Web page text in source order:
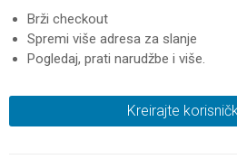
Brži checkout
Spremi više adresa za slanje
Pogledaj, prati narudžbe i više.
Kreirajte